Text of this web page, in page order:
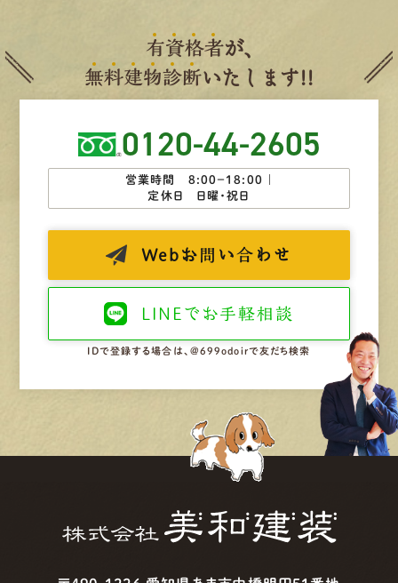
有資格者が、
無料建物診断いたします!!
0120-44-2605
営業時間 8:00−18:00 ｜
定休日 日曜・祝日
Web お問い合わせ
LINEで お手軽相談
IDで登録する場合は、@699odoirで友だち検索